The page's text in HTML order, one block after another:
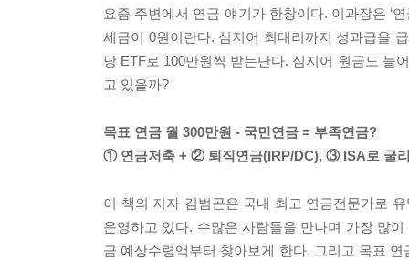
요즘 주변에서 연금 얘기가 한창이다. 이과장은 ‘
세금이 0원이란다. 심지어 최대리까지 성과급을
당 ETF로 100만원씩 받는단다. 심지어 원금도 늘
고 있을까?
목표 연금 월 300만원 - 국민연금 = 부족연금?
① 연금저축 + ② 퇴직연금(IRP/DC), ③ ISA로 굴
이 책의 저자 김범곤은 국내 최고 연금전문가로
운영하고 있다. 수많은 사람들을 만나며 가장 많
금 예상수령액부터 찾아보게 한다. 그리고 목표